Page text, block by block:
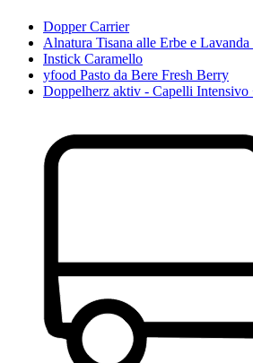
Dopper Carrier
Alnatura Tisana alle Erbe e
Instick Caramello
yfood Pasto da Bere Fresh Berry
Doppelherz aktiv - Capelli Intensivo